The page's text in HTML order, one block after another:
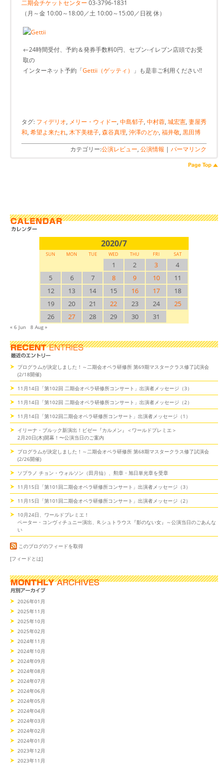
二期会チケットセンター 03-3796-1831
（月～金 10:00～18:00／土 10:00～15:00／日祝 休）
←24時間受付、予約＆発券手数料0円、セブン-イレブン店頭でお受
取の
インターネット予約「Gettii（ゲッティ） 」も是非ご利用ください!!
タグ: フィデリオ, メリー・ウィドー, 中島郁子, 中村蓉, 城宏憲, 妻屋秀
和, 希望よ来たれ, 木下美穂子, 森谷真理, 沖澤のどか, 福井敬, 黒田博
カテゴリー:公演レビュー, 公演情報 | パーマリンク
2020/7
SUN MON TUE WED THU FRI SAT
1 2 3
4
5
6 7 8 9 10
11
12
13 14 15 16 17
18
19
20 21 22 23 24
25
26
27 28 29 30 31
« 6 Jun 8 Aug »
プログラムが決定しました！～二期会オペラ研修所 第69期マスタークラス修了試演会
(2/18開催)
11月14日「第102回 二期会オペラ研修所コンサート」出演者メッセージ（3）
11月14日「第102回 二期会オペラ研修所コンサート」出演者メッセージ（2）
11月14日「第102回二期会オペラ研修所コンサート」出演者メッセージ（1）
イリーナ・ブルック新演出！ビゼー『カルメン』＜ワールドプレミエ＞
2月20日(木)開幕！〜公演当日のご案内
プログラムが決定しました！～二期会オペラ研修所 第68期マスタークラス修了試演会
(2/26開催)
ソプラノ チョン・ウォルソン（田月仙）、勲章・旭日単光章を受章
11月15日「第101回二期会オペラ研修所コンサート」出演者メッセージ（3）
11月15日「第101回二期会オペラ研修所コンサート」出演者メッセージ（2）
10月24日、ワールドプレミエ！
ペーター・コンヴィチュニー演出、R.シュトラウス『影のない女』～公演当日のごあんな
い
このブログのフィードを取得
[フィードとは]
2026年01月
2025年11月
2025年10月
2025年02月
2024年11月
2024年10月
2024年09月
2024年08月
2024年07月
2024年06月
2024年05月
2024年04月
2024年03月
2024年02月
2024年01月
2023年12月
2023年11月